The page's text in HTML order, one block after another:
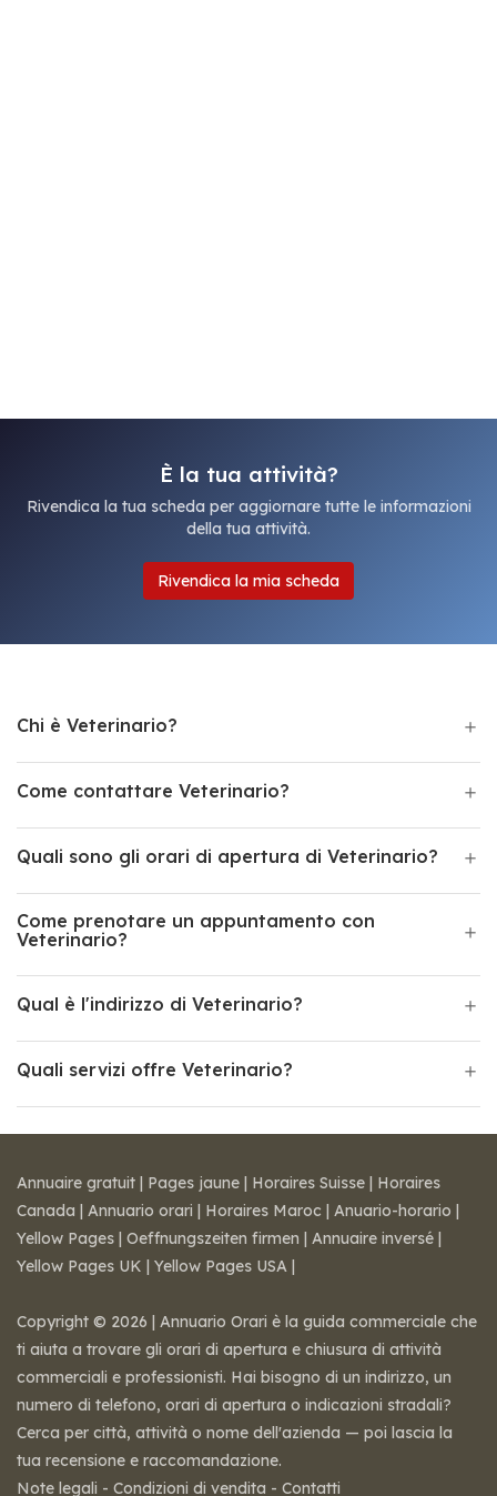
È la tua attività?
Rivendica la tua scheda per aggiornare tutte le informazioni
della tua attività.
Rivendica la mia scheda
Chi è Veterinario?
Come contattare Veterinario?
Quali sono gli orari di apertura di Veterinario?
Come prenotare un appuntamento con
Veterinario?
Qual è l'indirizzo di Veterinario?
Quali servizi offre Veterinario?
Annuaire gratuit | Pages jaune | Horaires Suisse | Horaires
Canada | Annuario orari | Horaires Maroc | Anuario-horario |
Yellow Pages | Oeffnungszeiten firmen | Annuaire inversé |
Yellow Pages UK | Yellow Pages USA |
Copyright © 2026 | Annuario Orari è la guida commerciale che
ti aiuta a trovare gli orari di apertura e chiusura di attività
commerciali e professionisti. Hai bisogno di un indirizzo, un
numero di telefono, orari di apertura o indicazioni stradali?
Cerca per città, attività o nome dell'azienda — poi lascia la
tua recensione e raccomandazione.
Note legali - Condizioni di vendita - Contatti